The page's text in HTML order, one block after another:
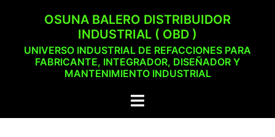
OSUNA BALERO DISTRIBUIDOR
INDUSTRIAL ( OBD )
UNIVERSO INDUSTRIAL DE REFACCIONES PARA
FABRICANTE, INTEGRADOR, DISEÑADOR Y
MANTENIMIENTO INDUSTRIAL
Alternar